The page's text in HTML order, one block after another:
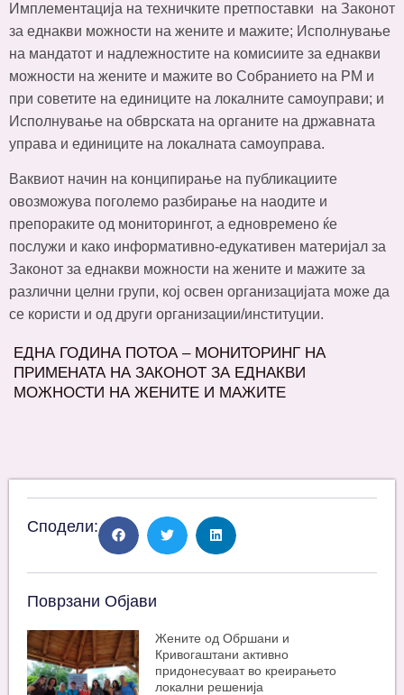
Имплементација на техничките претпоставки на Законот
за еднакви можности на жените и мажите; Исполнување
на мандатот и надлежностите на комисиите за еднакви
можности на жените и мажите во Собранието на РМ и
при советите на единиците на локалните самоуправи; и
Исполнување на обврската на органите на државната
управа и единиците на локалната самоуправа.
Ваквиот начин на конципирање на публикациите
овозможува поголемо разбирање на наодите и
препораките од мониторингот, а едновремено ќе
послужи и како информативно-едукативен материјал за
Законот за еднакви можности на жените и мажите за
различни целни групи, кој освен организацијата може да
се користи и од други организации/институции.
ЕДНА ГОДИНА ПОТОА – МОНИТОРИНГ НА
ПРИМЕНАТА НА ЗАКОНОТ ЗА ЕДНАКВИ
МОЖНОСТИ НА ЖЕНИТЕ И МАЖИТЕ
Сподели:
Поврзани Објави
Жените од Обршани и
Кривогаштани активно
придонесуваат во креирањето
локални решенија